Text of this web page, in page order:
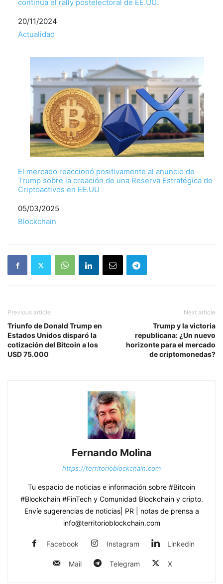
continúa el rally postelectoral de EE.UU.
Fecha
20/11/2024
Respecto a
Actualidad
El mercado reaccionó positivamente al anuncio de
Trump sobre la creación de una Reserva Estratégica de
Criptoactivos en EE.UU
Fecha
05/03/2025
Respecto a
Blockchain
Previous article
Triunfo de Donald Trump en
Estados Unidos disparó la
cotización del Bitcoin a los
USD 75.000
Next article
Trump y la victoria
republicana: ¿Un nuevo
horizonte para el mercado
de criptomonedas?
Fernando Molina
https://territorioblockchain.com
Tu espacio de noticias e información sobre #Bitcoin
#Blockchain #FinTech y Comunidad Blockchain y cripto.
Envíe sugerencias de noticias| PR | notas de prensa a
info@territorioblockchain.com
Facebook Instagram Linkedin
Mail Telegram X